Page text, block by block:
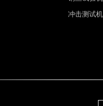
冲击测试